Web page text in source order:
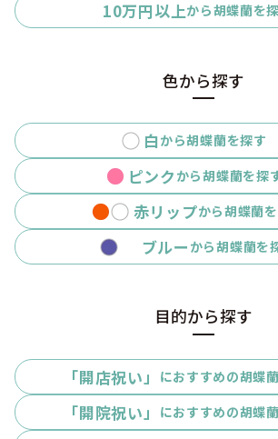
10万円以上から胡蝶蘭を
色から探す
白から胡蝶蘭を探す
ピンク から胡蝶蘭を探
赤リップから胡蝶蘭
ブルー から胡蝶蘭を
目的から探す
「開店祝い」 におすすめの胡蝶
「開院祝い」 におすすめの胡蝶